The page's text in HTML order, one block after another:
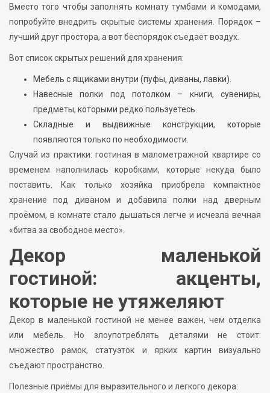
Вместо того чтобы заполнять комнату тумбами и комодами,
попробуйте внедрить скрытые системы хранения. Порядок –
лучший друг простора, а вот беспорядок съедает воздух.
Вот список скрытых решений для хранения:
Мебель с ящиками внутри (пуфы, диваны, лавки).
Навесные полки под потолком – книги, сувениры,
предметы, которыми редко пользуетесь.
Складные и выдвижные конструкции, которые
появляются только по необходимости.
Случай из практики: гостиная в малометражной квартире со
временем наполнилась коробками, которые некуда было
поставить. Как только хозяйка приобрела компактное
хранение под диваном и добавила полки над дверным
проёмом, в комнате стало дышаться легче и исчезла вечная
«битва за свободное место».
Декор маленькой
гостиной: акценты,
которые не утяжеляют
Декор в маленькой гостиной не менее важен, чем отделка
или мебель. Но злоупотреблять деталями не стоит:
множество рамок, статуэток и ярких картин визуально
съедают пространство.
Полезные приёмы для выразительного и легкого декора: